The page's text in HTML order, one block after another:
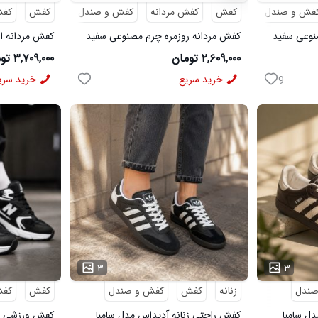
و صندل
سفید
9
کفش
کفش مردانه
کفش و صندل
کفش مردانه روزمره چرم مصنوعی سفید
مشکی On Running مدل 50920
۲,۶۰۹,۰۰۰ تومان
خرید سریع
کفش
کفش مردانه
Saucony مدل 50786
۳,۷۰۹,۰۰۰ تومان
خرید
۳ ۳
...
زنانه
کفش
کفش و صندل
...
کفش